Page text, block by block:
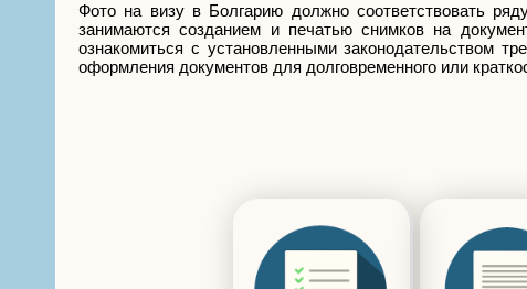
Фото на визу в Болгарию должно соответствовать
занимаются созданием и печатью снимков на
ознакомиться с установленными законодательством
оформления документов для долговременного или